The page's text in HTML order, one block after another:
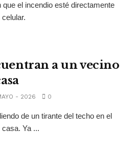
el incendio esté directamente
a un vecino
- 2026 0
de un tirante del techo en el
Ya ...